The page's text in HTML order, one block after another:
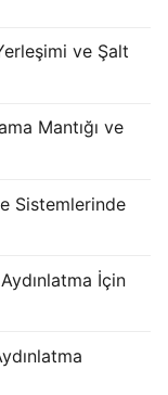
ve Şalt
Mantığı ve
Sistemlerinde
İçin